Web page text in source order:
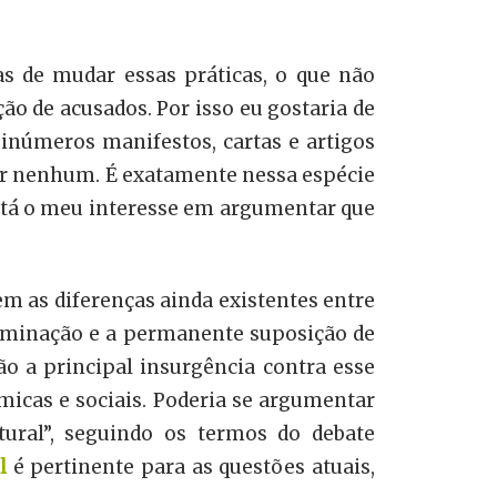
de mudar essas práticas, o que não
de acusados. Por isso eu gostaria de
manifestos, cartas e artigos
É exatamente nessa espécie
o meu interesse em argumentar que
as diferenças ainda existentes entre
e a permanente suposição de
a principal insurgência contra esse
e sociais. Poderia se argumentar
seguindo os termos do debate
é pertinente para as questões atuais,